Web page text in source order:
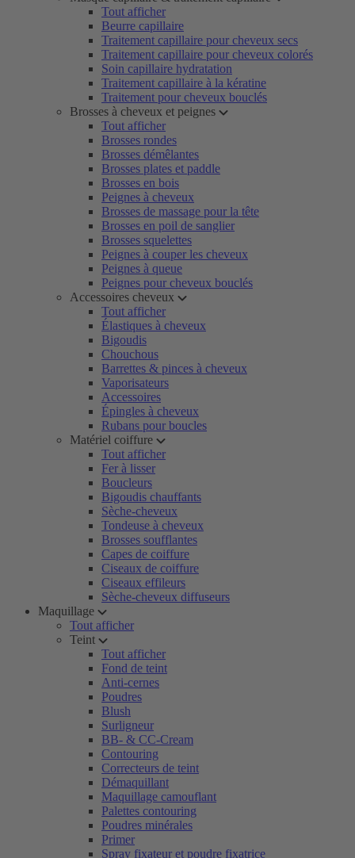
Tout afficher
Beurre capillaire
Traitement capillaire pour cheveux secs
Traitement capillaire pour cheveux colorés
Soin capillaire hydratation
Traitement capillaire à la kératine
Traitement pour cheveux bouclés
Brosses à cheveux et peignes
Tout afficher
Brosses rondes
Brosses démêlantes
Brosses plates et paddle
Brosses en bois
Peignes à cheveux
Brosses de massage pour la tête
Brosses en poil de sanglier
Brosses squelettes
Peignes à couper les cheveux
Peignes à queue
Peignes pour cheveux bouclés
Accessoires cheveux
Tout afficher
Élastiques à cheveux
Bigoudis
Chouchous
Barrettes & pinces à cheveux
Vaporisateurs
Accessoires
Épingles à cheveux
Rubans pour boucles
Matériel coiffure
Tout afficher
Fer à lisser
Boucleurs
Bigoudis chauffants
Sèche-cheveux
Tondeuse à cheveux
Brosses soufflantes
Capes de coiffure
Ciseaux de coiffure
Ciseaux effileurs
Sèche-cheveux diffuseurs
Maquillage
Tout afficher
Teint
Tout afficher
Fond de teint
Anti-cernes
Poudres
Blush
Surligneur
BB- & CC-Cream
Contouring
Correcteurs de teint
Démaquillant
Maquillage camouflant
Palettes contouring
Poudres minérales
Primer
Spray fixateur et poudre fixatrice